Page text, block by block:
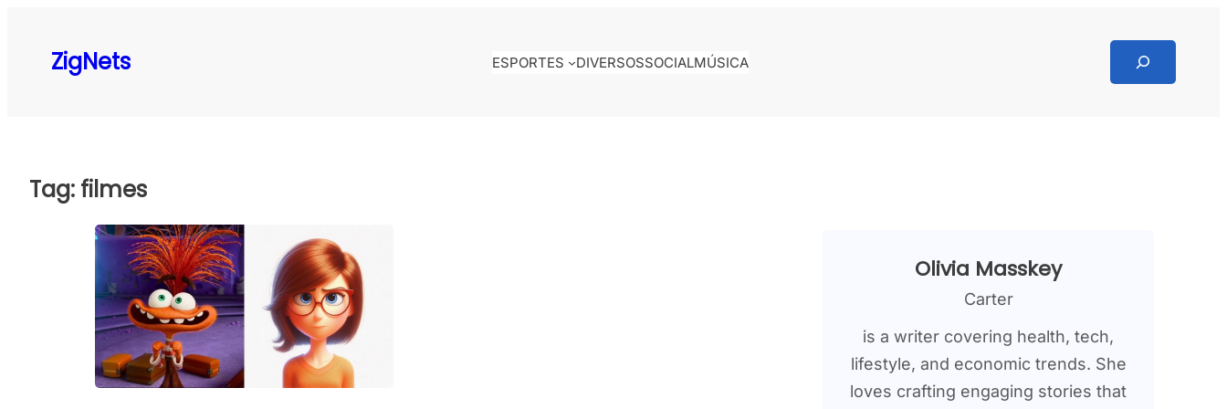
ZigNets ESPORTES DIVERSOSSOCIALMÚSICA
Search
Tag: filmes
Olivia Masskey
Carter
is a writer covering health, tech,
lifestyle, and economic trends. She
loves crafting engaging stories that